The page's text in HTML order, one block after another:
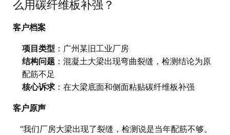
么用碳纤维板补强？
客户档案
项目类型 ：广州某旧工业厂房
结构问题：混凝土大梁出现弯曲裂缝，检测结论为原
配筋不足
核心诉求：在大梁底面和侧面粘贴碳纤维板补强
客户原声
“我们厂房大梁出现了裂缝，检测说是当年配筋不够。